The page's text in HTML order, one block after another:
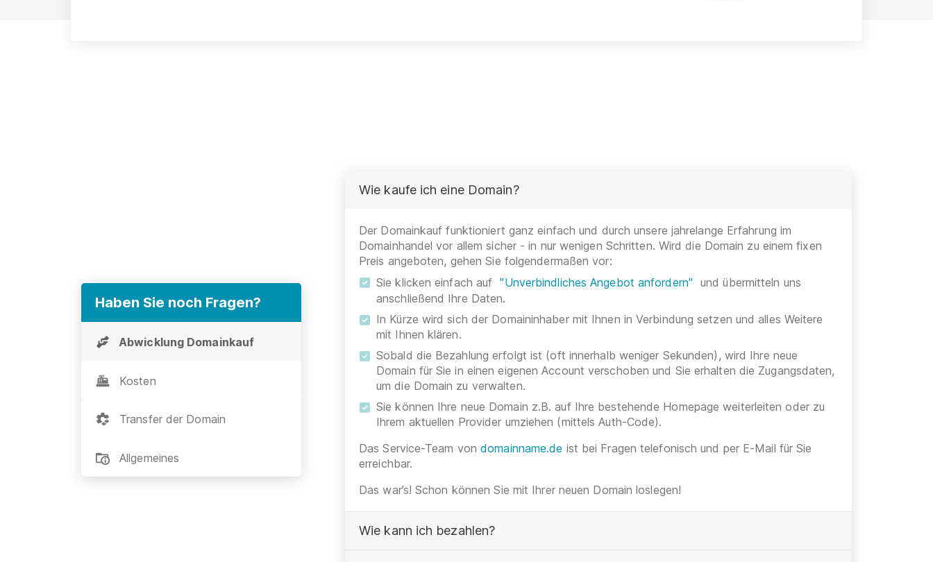
Haben Sie noch Fragen?
Abwicklung Domainkauf
Kosten
Transfer der Domain
Allgemeines
Wie kaufe ich eine Domain?
Der Domainkauf funktioniert ganz einfach und durch unsere jahrelange Erfahrung im
Domainhandel vor allem sicher - in nur wenigen Schritten. Wird die Domain zu einem fixen
Preis angeboten, gehen Sie folgendermaßen vor:
Sie klicken einfach auf "Unverbindliches Angebot anfordern" und übermitteln uns
anschließend Ihre Daten.
In Kürze wird sich der Domaininhaber mit Ihnen in Verbindung setzen und alles Weitere
mit Ihnen klären.
Sobald die Bezahlung erfolgt ist (oft innerhalb weniger Sekunden), wird Ihre neue
Domain für Sie in einen eigenen Account verschoben und Sie erhalten die Zugangsdaten,
um die Domain zu verwalten.
Sie können Ihre neue Domain z.B. auf Ihre bestehende Homepage weiterleiten oder zu
Ihrem aktuellen Provider umziehen (mittels Auth-Code).
Das Service-Team vondomainname.de ist bei Fragen telefonisch und per E-Mail für Sie
erreichbar.
Das war’s! Schon können Sie mit Ihrer neuen Domain loslegen!
Wie kann ich bezahlen?